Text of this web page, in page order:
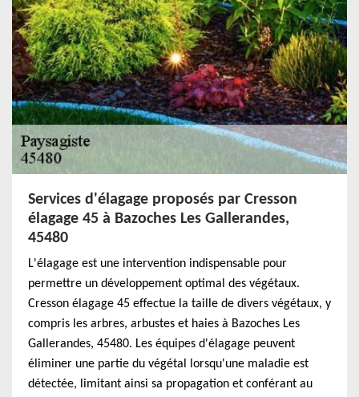
Services d'élagage proposés par Cresson
élagage 45 à Bazoches Les Gallerandes,
45480
L'élagage est une intervention indispensable pour
permettre un développement optimal des végétaux.
Cresson élagage 45 effectue la taille de divers végétaux, y
compris les arbres, arbustes et haies à Bazoches Les
Gallerandes, 45480. Les équipes d'élagage peuvent
éliminer une partie du végétal lorsqu'une maladie est
détectée, limitant ainsi sa propagation et conférant au